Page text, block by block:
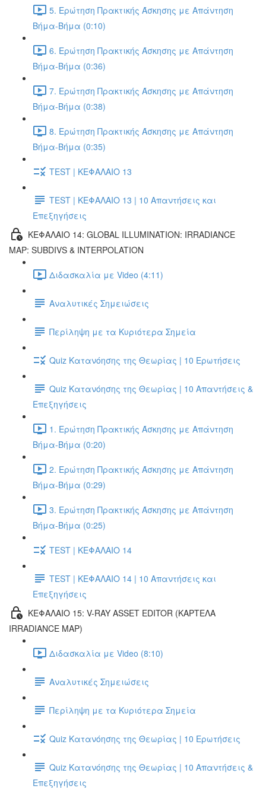
5. Ερώτηση Πρακτικής Άσκησης με Απάντηση
Βήμα-Βήμα (0:10)
6. Ερώτηση Πρακτικής Άσκησης με Απάντηση
Βήμα-Βήμα (0:36)
7. Ερώτηση Πρακτικής Άσκησης με Απάντηση
Βήμα-Βήμα (0:38)
8. Ερώτηση Πρακτικής Άσκησης με Απάντηση
Βήμα-Βήμα (0:35)
TEST | ΚΕΦΑΛΑΙΟ 13
TEST | ΚΕΦΑΛΑΙΟ 13 | 10 Απαντήσεις και
Επεξηγήσεις
ΚΕΦΑΛΑΙΟ 14: GLOBAL ILLUMINATION: IRRADIANCE
MAP: SUBDIVS & INTERPOLATION
Διδασκαλία με Video (4:11)
Αναλυτικές Σημειώσεις
Περίληψη με τα Κυριότερα Σημεία
Quiz Κατανόησης της Θεωρίας | 10 Ερωτήσεις
Quiz Κατανόησης της Θεωρίας | 10 Απαντήσεις &
Επεξηγήσεις
1. Ερώτηση Πρακτικής Άσκησης με Απάντηση
Βήμα-Βήμα (0:20)
2. Ερώτηση Πρακτικής Άσκησης με Απάντηση
Βήμα-Βήμα (0:29)
3. Ερώτηση Πρακτικής Άσκησης με Απάντηση
Βήμα-Βήμα (0:25)
TEST | ΚΕΦΑΛΑΙΟ 14
TEST | ΚΕΦΑΛΑΙΟ 14 | 10 Απαντήσεις και
Επεξηγήσεις
ΚΕΦΑΛΑΙΟ 15: V-RAY ASSET EDITOR (ΚΑΡΤΕΛΑ
IRRADIANCE MAP)
Διδασκαλία με Video (8:10)
Αναλυτικές Σημειώσεις
Περίληψη με τα Κυριότερα Σημεία
Quiz Κατανόησης της Θεωρίας | 10 Ερωτήσεις
Quiz Κατανόησης της Θεωρίας | 10 Απαντήσεις &
Επεξηγήσεις